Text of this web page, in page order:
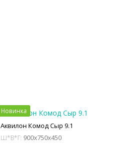
Новинка
Аквилон Комод Сыр 9.1
Ш*В*Г: 900x750x450